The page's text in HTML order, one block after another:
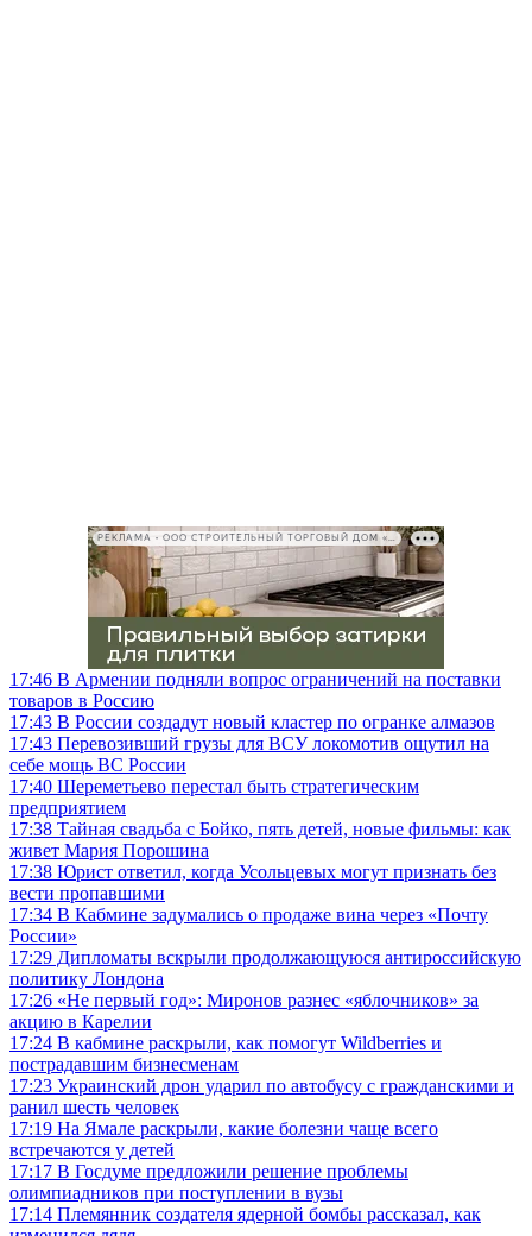
РЕКЛАМА • ООО СТРОИТЕЛЬНЫЙ ТОРГОВЫЙ ДОМ «ПЕТРОВИЧ», ИНН 7802348846
17:46 В Армении подняли вопрос ограничений на поставки
товаров в Россию
17:43 В России создадут новый кластер по огранке алмазов
17:43 Перевозивший грузы для ВСУ локомотив ощутил на
себе мощь ВС России
17:40 Шереметьево перестал быть стратегическим
предприятием
17:38 Тайная свадьба с Бойко, пять детей, новые фильмы: как
живет Мария Порошина
17:38 Юрист ответил, когда Усольцевых могут признать без
вести пропавшими
17:34 В Кабмине задумались о продаже вина через «Почту
России»
17:29 Дипломаты вскрыли продолжающуюся антироссийскую
политику Лондона
17:26 «Не первый год»: Миронов разнес «яблочников» за
акцию в Карелии
17:24 В кабмине раскрыли, как помогут Wildberries и
пострадавшим бизнесменам
17:23 Украинский дрон ударил по автобусу с гражданскими и
ранил шесть человек
17:19 На Ямале раскрыли, какие болезни чаще всего
встречаются у детей
17:17 В Госдуме предложили решение проблемы
олимпиадников при поступлении в вузы
17:14 Племянник создателя ядерной бомбы рассказал, как